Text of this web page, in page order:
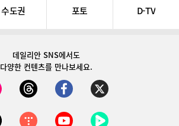
수도권 포토 D-TV
데일리안 SNS에서도
다양한 컨텐츠를 만나보세요.